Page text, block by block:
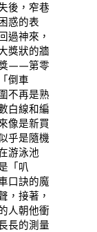
後，窄巷
惑的表
過神來，
獎狀的牆
獎——第零
倒車
不再是熟
白線和編
像是新買
乎是隨機
游泳池
「叭
口訣的魔
，接著，
人朝他衝
長的測量